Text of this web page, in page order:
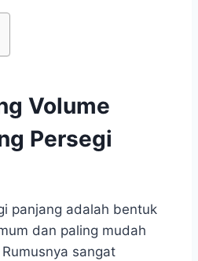
Volume
Persegi
panjang adalah bentuk
dan paling mudah
sangat